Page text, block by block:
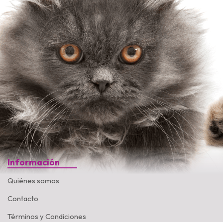
Información
Quiénes somos
Contacto
Términos y Condiciones